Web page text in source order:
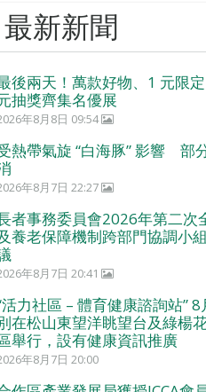
最新新聞
後兩天！萬款好物、1 元限
抽獎齊集名優展
年8月8日 09:54
熱帶氣旋 “白海豚” 影響 部
年8月7日 22:27
者事務委員會2026年第二次
養老保障機制跨部門協調小
年8月7日 20:41
活力社區 – 體育健康諮詢站” 8
在松山東望洋眺望台及綠楊
舉行，設有健康資訊推廣
年8月7日 20:00